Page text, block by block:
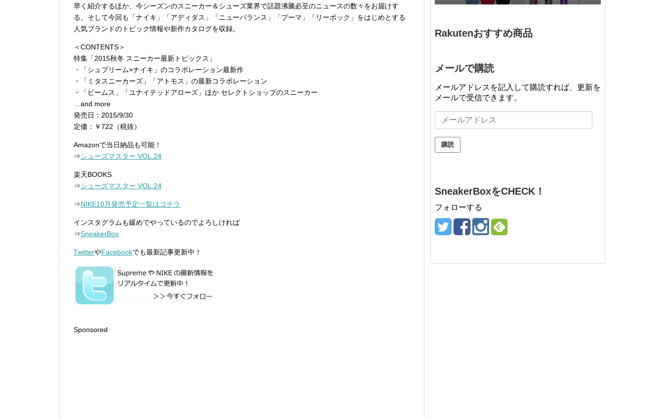
早く紹介するほか、今シーズンのスニーカー＆シューズ業界で話題沸騰必至のニュースの数々をお届けす
る。そして今回も「ナイキ」「アディダス」「ニューバランス」「プーマ」「リーボック」をはじめとする
人気ブランドのトピック情報や新作カタログを収録。
＜CONTENTS＞
特集「2015秋冬 スニーカー最新トピックス」
・「シュプリーム×ナイキ」のコラボレーション最新作
・「ミタスニーカーズ」「アトモス」の最新コラボレーション
・「ビームス」「ユナイテッドアローズ」ほか セレクトショップのスニーカー
…and more
発売日：2015/9/30
定価：￥722（税抜）
Amazonで当日納品も可能！
⇒シューズマスター VOL.24
楽天BOOKS
⇒シューズマスター VOL.24
⇒NIKE10月発売予定一覧はコチラ
インスタグラムも緩めでやっているのでよろしければ
⇒SneakerBox
TwitterやFacebookでも最新記事更新中！
Sponsored
Rakutenおすすめ商品
メールで購読
メールアドレスを記入して購読すれば、更新を
メールで受信できます。
メ
ー
ル
ア
SneakerBoxをCHECK！
フォローする